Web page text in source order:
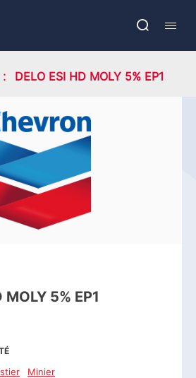
Open
DELO ESI HD MOLY 5% EP1
MOLY 5% EP1
Minier